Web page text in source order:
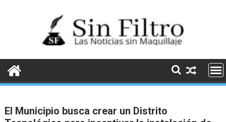
El Municipio busca crear un Distrito